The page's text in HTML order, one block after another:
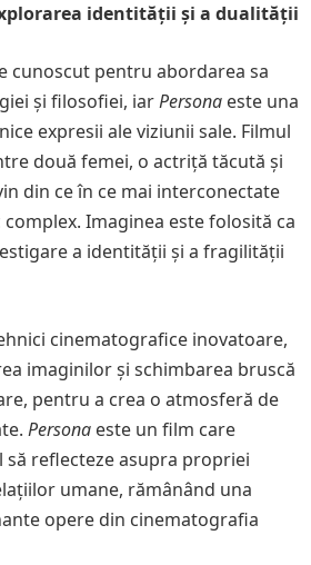
identității și a dualității
cunoscut pentru abordarea sa
și filosofiei, iarPersonaeste una
expresii ale viziunii sale. Filmul
două femei, o actriță tăcută și
din ce în ce mai interconectate
Imaginea este folosită ca
a identității și a fragilității
cinematografice inovatoare,
imaginilor și schimbarea bruscă
pentru a crea o atmosferă de
Personaeste un film care
reflecteze asupra propriei
umane, rămânând una
opere din cinematografia